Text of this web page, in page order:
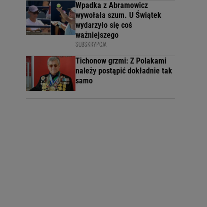
Wpadka z Abramowicz
wywołała szum. U Świątek
wydarzyło się coś
ważniejszego
SUBSKRYPCJA
Tichonow grzmi: Z Polakami
należy postąpić dokładnie tak
samo